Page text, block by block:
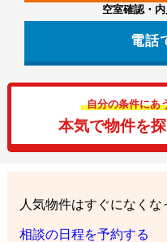
空室確認・
電話
自分の条件にあ
本気で物件を
人気物件はすぐになくな
相談の日程を予約する